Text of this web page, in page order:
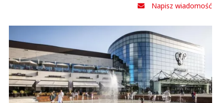
Napisz wiadomość